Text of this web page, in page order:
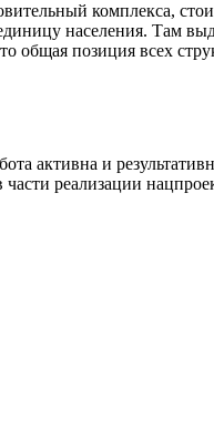
комплекса,
населения. Там
общая позиция всех
активна и
реализации